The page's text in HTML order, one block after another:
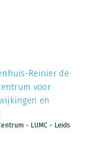
Reinier de
voor
en
- LUMC - Leids